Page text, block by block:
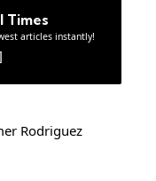
Times
articles instantly!
Rodriguez